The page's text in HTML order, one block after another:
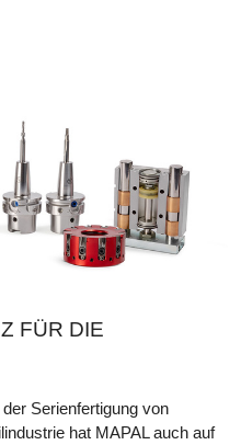
FÜR DIE
Serienfertigung von
hat MAPAL auch auf